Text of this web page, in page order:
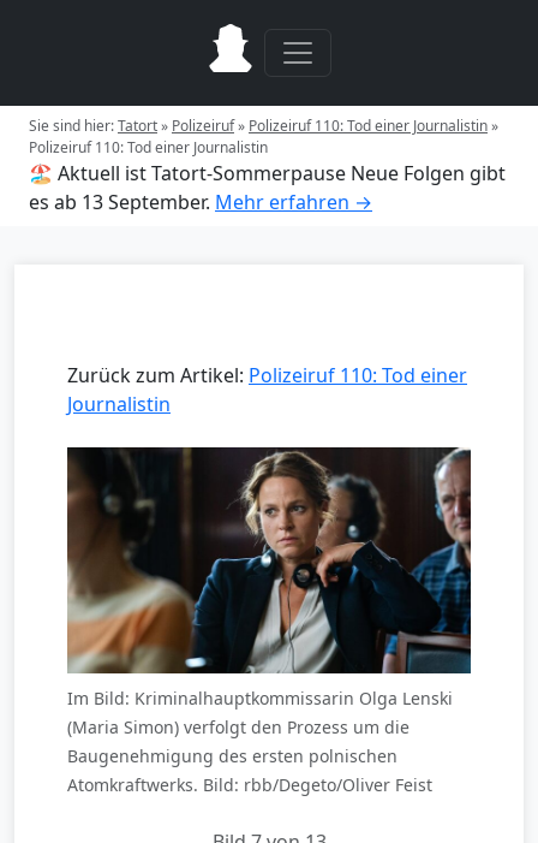
Sie sind hier:Tatort» Polizeiruf» Polizeiruf 110: Tod einer Journalistin»
Polizeiruf 110: Tod einer Journalistin
🏖️ Aktuell ist Tatort-Sommerpause Neue Folgen gibt
es ab 13 September. Mehr erfahren →
Zurück zum Artikel: Polizeiruf 110: Tod einer
Journalistin
Im Bild: Kriminalhauptkommissarin Olga Lenski
(Maria Simon) verfolgt den Prozess um die
Baugenehmigung des ersten polnischen
Atomkraftwerks. Bild: rbb/Degeto/Oliver Feist